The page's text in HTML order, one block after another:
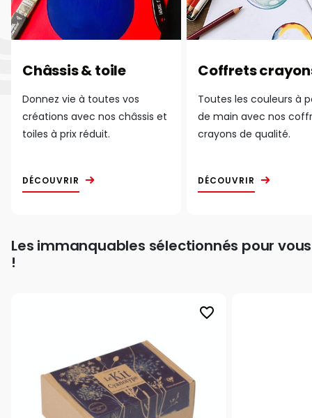
Châssis & toile
Donnez vie à toutes vos
créations avec nos châssis et
toiles à prix réduit.
DÉCOUVRIR
Coffrets
Toutes les couleurs à
de main avec nos
crayons de qualité.
DÉCOUVRIR
Les immanquables sélectionnés pour vous
!
favorite_border